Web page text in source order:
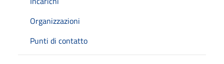
Organizzazioni
Punti di contatto